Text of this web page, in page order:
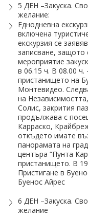
5 ДЕН –Закуска.
желание:
Еднодневна
включена
екскурзия се
записване, защото
мероприятие
в 06.15 ч. В 08.00
пристанището на
Монтевидео.
на
Солис, закрития
продължава с
Карраско,
откъдето имате
панорамата на
центъра “Пунта
пристанището. В
Пристигане в
Буенос Айрес
6 ДЕН –Закуска.
желание